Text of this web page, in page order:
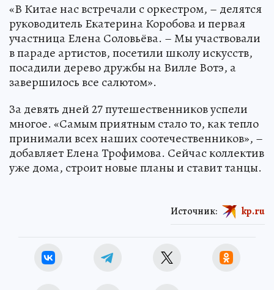
«В Китае нас встречали с оркестром, – делятся
руководитель Екатерина Коробова и первая
участница Елена Соловьёва. – Мы участвовали
в параде артистов, посетили школу искусств,
посадили дерево дружбы на Вилле Вотэ, а
завершилось все салютом».
За девять дней 27 путешественников успели
многое. «Самым приятным стало то, как тепло
принимали всех наших соотечественников», –
добавляет Елена Трофимова. Сейчас коллектив
уже дома, строит новые планы и ставит танцы.
Источник: kp.ru